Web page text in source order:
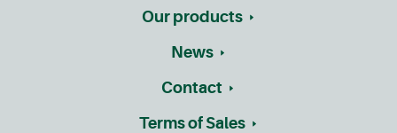
Our products
News
Contact
Terms of Sales